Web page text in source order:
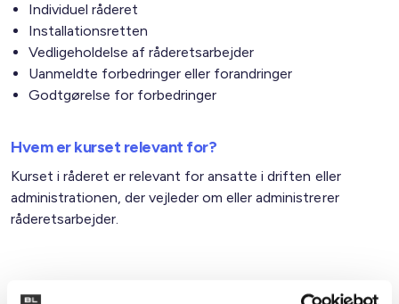
Individuel råderet
Installationsretten
Vedligeholdelse af råderetsarbejder
Uanmeldte forbedringer eller forandringer
Godtgørelse for forbedringer
Hvem er kurset relevant for?
Kurset i råderet er relevant for ansatte i driften eller
administrationen, der vejleder om eller administrerer
råderetsarbejder.